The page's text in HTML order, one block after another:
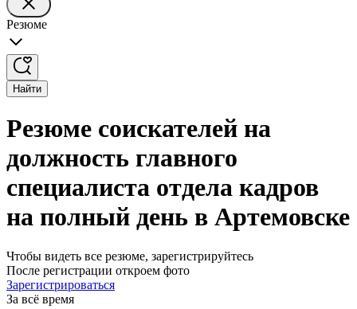
Резюме
Найти
Резюме соискателей на
должность главного
специалиста отдела кадров
на полный день в Артемовске
Чтобы видеть все резюме, зарегистрируйтесь
После регистрации откроем фото
Зарегистрироваться
За всё время